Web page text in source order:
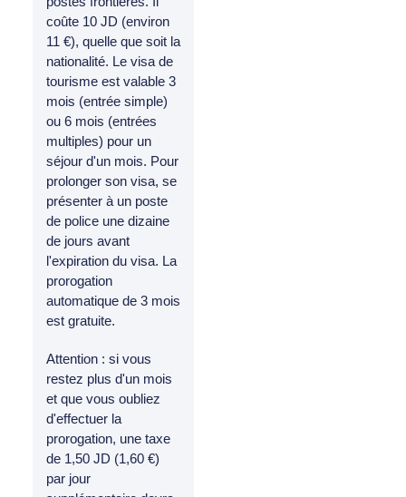
coûte 10 JD (environ
11 €), quelle que soit la
nationalité. Le visa de
tourisme est valable 3
mois (entrée simple)
ou 6 mois (entrées
multiples) pour un
séjour d'un mois. Pour
prolonger son visa, se
présenter à un poste
de police une dizaine
de jours avant
l'expiration du visa. La
prorogation
automatique de 3 mois
est gratuite.
Attention : si vous
restez plus d'un mois
et que vous oubliez
d'effectuer la
prorogation, une taxe
de 1,50 JD (1,60 €)
par jour